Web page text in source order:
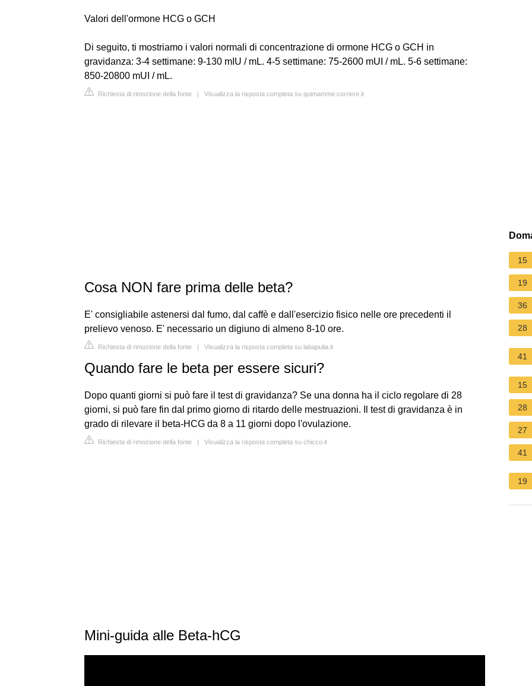
Valori dell'ormone HCG o GCH
Di seguito, ti mostriamo i valori normali di concentrazione di ormone HCG o GCH in
gravidanza: 3-4 settimane: 9-130 mIU / mL. 4-5 settimane: 75-2600 mUI / mL. 5-6 settimane:
850-20800 mUI / mL.
Richiesta di rimozione della fonte | Visualizza la risposta completa su quimamme.corriere.it
Cosa NON fare prima delle beta?
E' consigliabile astenersi dal fumo, dal caffè e dall'esercizio fisico nelle ore precedenti il
prelievo venoso. E' necessario un digiuno di almeno 8-10 ore.
Richiesta di rimozione della fonte | Visualizza la risposta completa su labapulia.it
Quando fare le beta per essere sicuri?
Dopo quanti giorni si può fare il test di gravidanza? Se una donna ha il ciclo regolare di 28
giorni, si può fare fin dal primo giorno di ritardo delle mestruazioni. Il test di gravidanza è in
grado di rilevare il beta-HCG da 8 a 11 giorni dopo l'ovulazione.
Richiesta di rimozione della fonte | Visualizza la risposta completa su chicco.it
Mini-guida alle Beta-hCG
15
19
36
28
41
15
28
27
41
19